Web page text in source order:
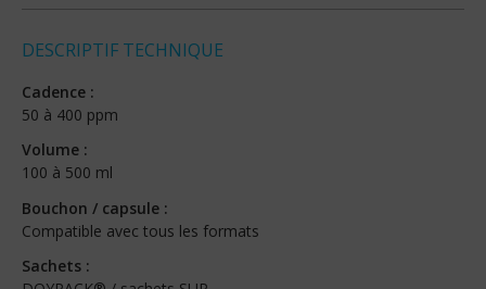
DESCRIPTIF TECHNIQUE
Cadence :
50 à 400 ppm
Volume :
100 à 500 ml
Bouchon / capsule :
Compatible avec tous les formats
Sachets :